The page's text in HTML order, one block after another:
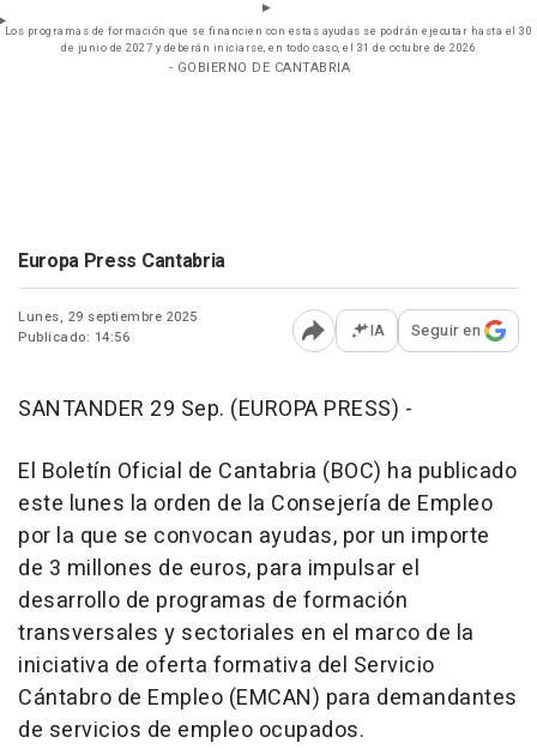
Los programas de formación que se financien con estas ayudas se podrán ejecutar hasta el 30
de junio de 2027 y deberán iniciarse, en todo caso, el 31 de octubre de 2026
- GOBIERNO DE CANTABRIA
Europa Press Cantabria
Lunes, 29 septiembre 2025
Publicado: 14:56
Abrir opciones para
IA Seguir en
SANTANDER 29 Sep. (EUROPA PRESS) -
El Boletín Oficial de Cantabria (BOC) ha publicado
este lunes la orden de la Consejería de Empleo
por la que se convocan ayudas, por un importe
de 3 millones de euros, para impulsar el
desarrollo de programas de formación
transversales y sectoriales en el marco de la
iniciativa de oferta formativa del Servicio
Cántabro de Empleo (EMCAN) para demandantes
de servicios de empleo ocupados.